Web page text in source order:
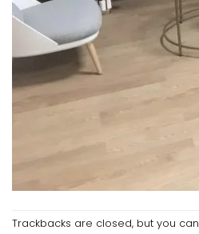
Trackbacks are closed, but you can